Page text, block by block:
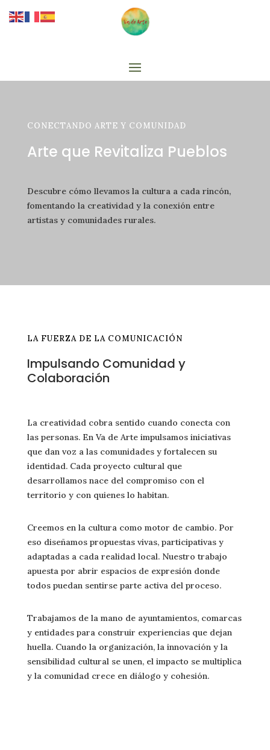
CONECTANDO ARTE Y COMUNIDAD
Arte que Revitaliza Pueblos
Descubre cómo llevamos la cultura a cada rincón,
fomentando la creatividad y la conexión entre
artistas y comunidades rurales.
LA FUERZA DE LA COMUNICACIÓN
Impulsando Comunidad y
Colaboración
La creatividad cobra sentido cuando conecta con
las personas. En Va de Arte impulsamos iniciativas
que dan voz a las comunidades y fortalecen su
identidad. Cada proyecto cultural que
desarrollamos nace del compromiso con el
territorio y con quienes lo habitan.
Creemos en la cultura como motor de cambio. Por
eso diseñamos propuestas vivas, participativas y
adaptadas a cada realidad local. Nuestro trabajo
apuesta por abrir espacios de expresión donde
todos puedan sentirse parte activa del proceso.
Trabajamos de la mano de ayuntamientos, comarcas
y entidades para construir experiencias que dejan
huella. Cuando la organización, la innovación y la
sensibilidad cultural se unen, el impacto se multiplica
y la comunidad crece en diálogo y cohesión.